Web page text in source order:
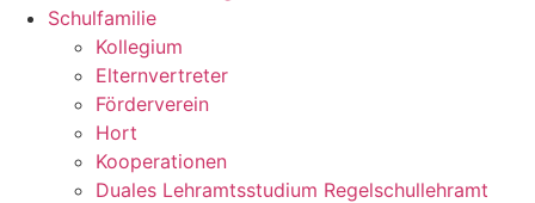
Schulfamilie
Kollegium
Elternvertreter
Förderverein
Hort
Kooperationen
Duales Lehramtsstudium Regelschullehramt